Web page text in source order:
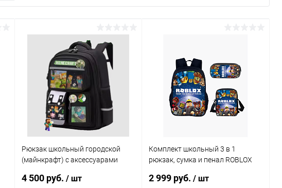
Рюкзак школьный городской
(майнкрафт) с аксессуарами
4 500 руб. / шт
Комплект школьный 3 в 1
рюкзак, сумка и пенал ROBLOX
2 999 руб./ шт